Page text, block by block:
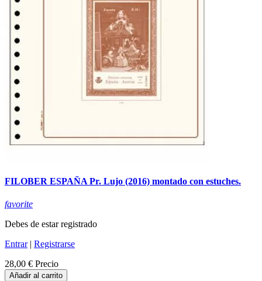
FILOBER ESPAÑA Pr. Lujo (2016) montado con estuches.
favorite
Debes de estar registrado
Entrar| Registrarse
28,00 € Precio
Añadir al carrito